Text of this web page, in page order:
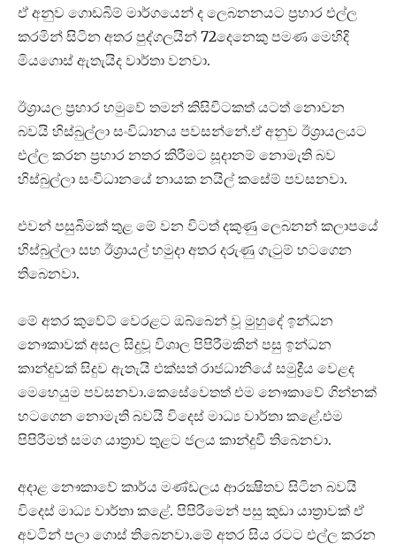
ඒ අනුව ගොඩබිම් මාර්ගයෙන් ද ලෙබනනයට ප්‍රහාර එල්ල
කරමින් සිටින අතර පුද්ගලයින් 72දෙනෙකු පමණ මෙහිදි
මියගොස් ඇතැයිද වාර්තා වනවා.
ඊශ්‍රායල ප්‍රහාර හමුවේ තමන් කිසිවිටකත් යටත් නොවන
බවයි හිස්බුල්ලා සංවිධානය පවසන්නේ.ඒ අනුව ඊශ්‍රායලයට
එල්ල කරන ප්‍රහාර නතර කිරීමට සූදානම් නොමැති බව
හිස්බුල්ලා සංවිධානයේ නායක නයිල් කසේම් පවසනවා.
එවන් පසුබිමක් තුළ මේ වන විටත් දකුණු ලෙබනන් කලාපයේ
හිස්බුල්ලා සහ ඊශ්‍රායල් හමුදා අතර දරුණු ගැටුම් හටගෙන
තිබෙනවා.
මේ අතර කුවේට් වෙරළට ඔබ්බෙන් වූ මුහුදේ ඉන්ධන
නෞකාවක් අසල සිදුවූ විශාල පිපිරීමකින් පසු ඉන්ධන
කාන්දුවක් සිදුව ඇතැයි එක්සත් රාජධානියේ සමුද්‍රීය වෙළද
මෙහෙයුම පවසනවා.කෙසේවෙතත් එම නෞකාවේ ගින්නක්
හටගෙන නොමැති බවයි විදෙස් මාධ්‍ය වාර්තා කළේ.එම
පිපිරීමත් සමග යාත්‍රාව තුළට ජලය කාන්දුවී තිබෙනවා.
අදාළ නෞකාවේ කාර්ය මණ්ඩලය ආරක්‍ෂිතව සිටින බවයි
විදෙස් මාධ්‍ය වාර්තා කළේ. පිපිරීමෙන් පසු කුඩා යාත්‍රාවක් ඒ
අවටින් පලා ගොස් තිබෙනවා.මේ අතර සිය රටට එල්ල කරන